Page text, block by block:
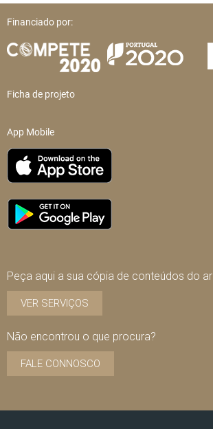
Financiado por:
Ficha de projeto
App Mobile
Peça aqui a sua cópia de conteúdos do
VER SERVIÇOS
Não encontrou o que procura?
FALE CONNOSCO